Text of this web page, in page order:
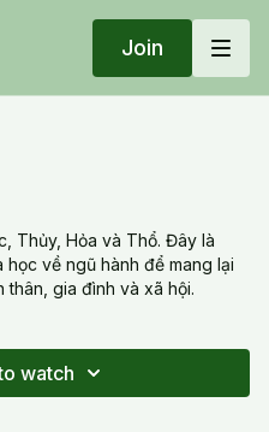
Join
Thủy, Hỏa và Thổ. Đây là
về ngũ hành để mang lại
gia đình và xã hội.
harmonize ourselves, our
watch